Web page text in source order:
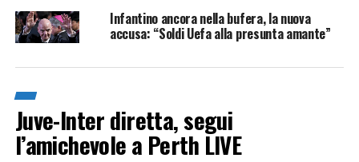
Infantino ancora nella bufera, la nuova
accusa: “Soldi Uefa alla presunta amante”
Juve-Inter diretta, segui
l’amichevole a Perth LIVE